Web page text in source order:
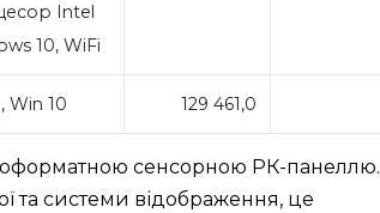
Intel
10, WiFi
Win 10 129 461,0
сенсорною РК-панеллю.
та системи відображення, це